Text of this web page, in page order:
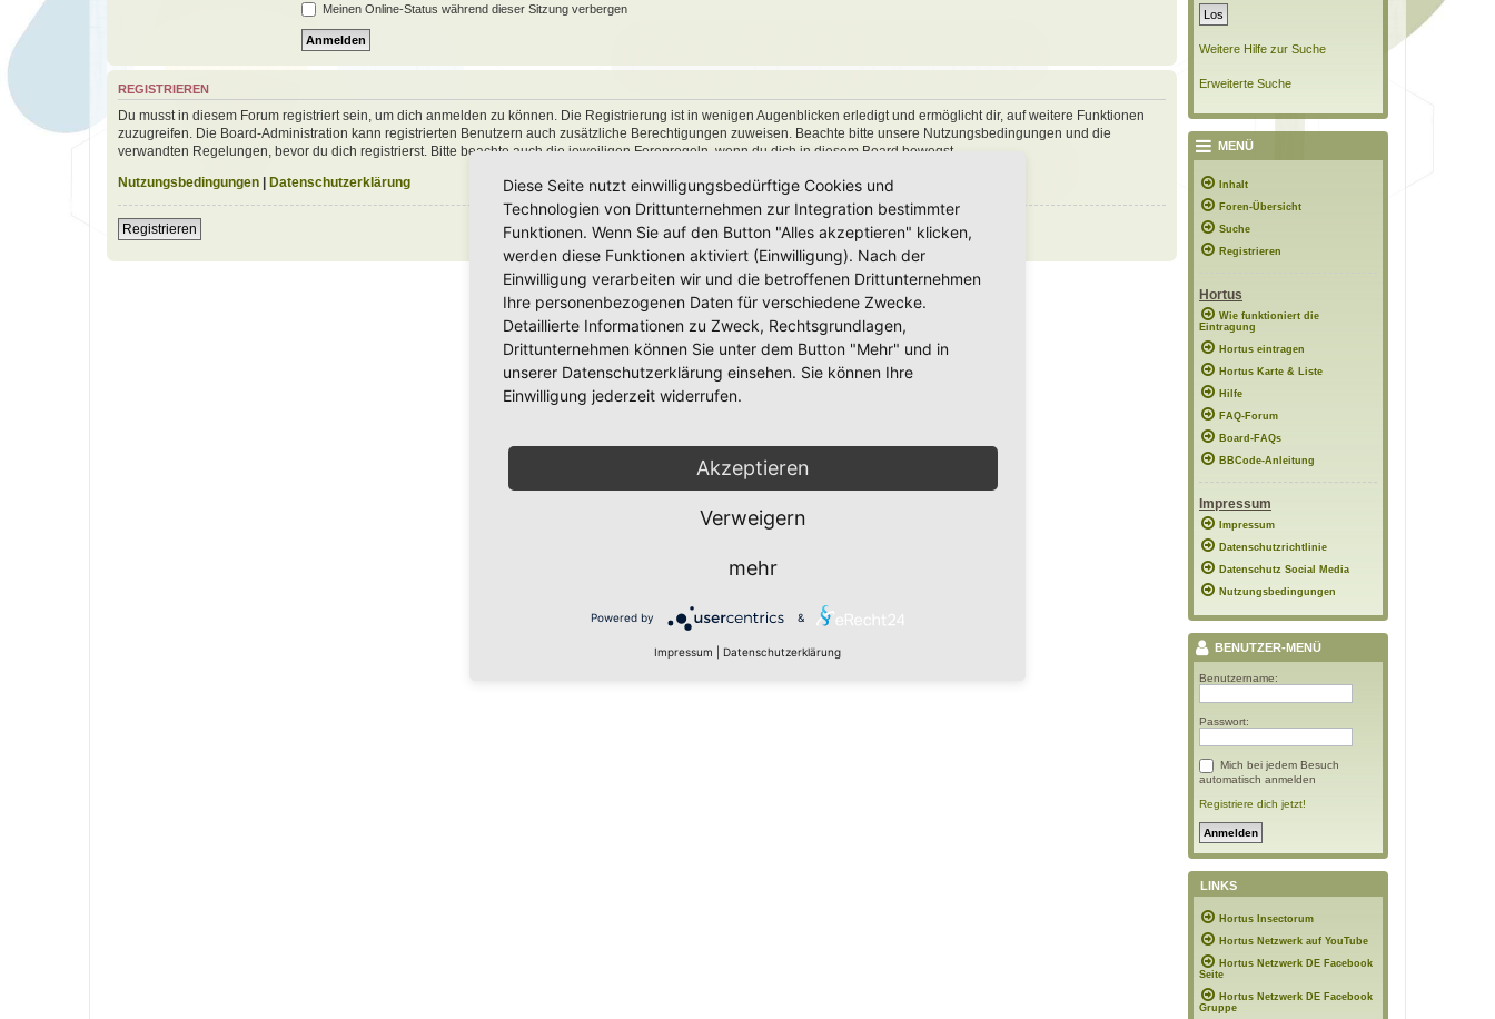
Meinen Online-Status während dieser Sitzung verbergen
REGISTRIEREN
Du musst in diesem Forum registriert sein, um dich anmelden zu können. Die Registrierung ist in wenigen Augenblicken erledigt und ermöglicht dir, auf weitere Funktionen
zuzugreifen. Die Board-Administration kann registrierten Benutzern auch zusätzliche Berechtigungen zuweisen. Beachte bitte unsere Nutzungsbedingungen und die
verwandten Regelungen, bevor du dich registrierst. Bitte beachte auch die jeweiligen Forenregeln, wenn du dich in diesem Board bewegst.
Nutzungsbedingungen | Datenschutzerklärung
Registrieren
Weitere Hilfe zur Suche
Erweiterte Suche
MENÜ
Inhalt
Foren-Übersicht
Suche
Registrieren
Hortus
Wie funktioniert die
Eintragung
Hortus eintragen
Hortus Karte & Liste
Hilfe
FAQ-Forum
Board-FAQs
BBCode-Anleitung
Impressum
Impressum
Datenschutzrichtlinie
Datenschutz Social Media
Nutzungsbedingungen
BENUTZER-MENÜ
Benutzername:
Passwort:
Mich bei jedem Besuch
automatisch anmelden
Registriere dich jetzt!
LINKS
Hortus Insectorum
Hortus Netzwerk auf YouTube
Hortus Netzwerk DE Facebook
Seite
Hortus Netzwerk DE Facebook
Gruppe
Diese Seite nutzt einwilligungsbedürftige Cookies und
Technologien von Drittunternehmen zur Integration bestimmter
Funktionen. Wenn Sie auf den Button "Alles akzeptieren" klicken,
werden diese Funktionen aktiviert (Einwilligung). Nach der
Einwilligung verarbeiten wir und die betroffenen Drittunternehmen
Ihre personenbezogenen Daten für verschiedene Zwecke.
Detaillierte Informationen zu Zweck, Rechtsgrundlagen,
Drittunternehmen können Sie unter dem Button "Mehr" und in
unserer Datenschutzerklärung einsehen. Sie können Ihre
Einwilligung jederzeit widerrufen.
Akzeptieren
Verweigern
mehr
Powered by &
Impressum Datenschutzerklärung